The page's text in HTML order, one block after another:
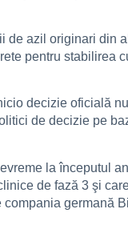
azil originari din
pentru stabilirea
decizie oficială
de decizie pe
la începutul
de fază 3 şi
germană